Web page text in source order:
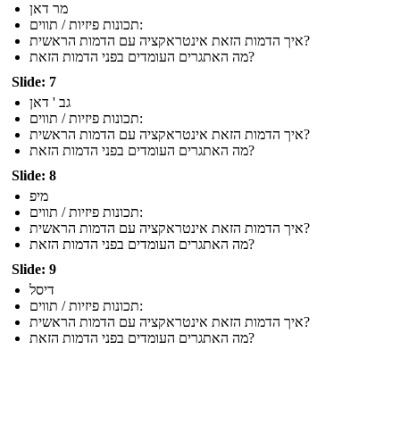
מר דאן
תכונות פיזיות / תווים:
איך הדמות הזאת אינטראקציה עם הדמות הראשית?
מה האתגרים העומדים בפני הדמות הזאת?
Slide: 7
גב ' דאן
תכונות פיזיות / תווים:
איך הדמות הזאת אינטראקציה עם הדמות הראשית?
מה האתגרים העומדים בפני הדמות הזאת?
Slide: 8
מיפ
תכונות פיזיות / תווים:
איך הדמות הזאת אינטראקציה עם הדמות הראשית?
מה האתגרים העומדים בפני הדמות הזאת?
Slide: 9
דיסל
תכונות פיזיות / תווים:
איך הדמות הזאת אינטראקציה עם הדמות הראשית?
מה האתגרים העומדים בפני הדמות הזאת?